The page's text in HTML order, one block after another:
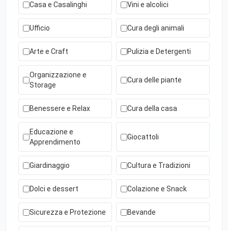
Casa e Casalinghi Vini e alcolici
Ufficio Cura degli animali
Arte e Craft Pulizia e Detergenti
Organizzazione e
Storage
Cura delle piante
Benessere e Relax Cura della casa
Educazione e
Apprendimento
Giocattoli
Giardinaggio Cultura e Tradizioni
Dolci e dessert Colazione e Snack
Sicurezza e Protezione Bevande